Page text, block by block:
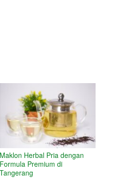
Maklon Herbal Pria dengan
Formula Premium di
Tangerang